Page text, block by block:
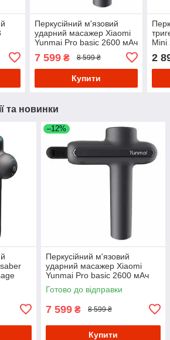
Перкусійний м'язовий
ударний масажер Xiaomi
Yunmai Pro basic 2600 мАч
7 599₴ 8 599 ₴
Купити
Mini
2
та новинки
–12%
Перкусійний м'язовий
ударний масажер Xiaomi
Yunmai Pro basic 2600 мАч
Готово до відправки
7 599 ₴ 8 599 ₴
Купити